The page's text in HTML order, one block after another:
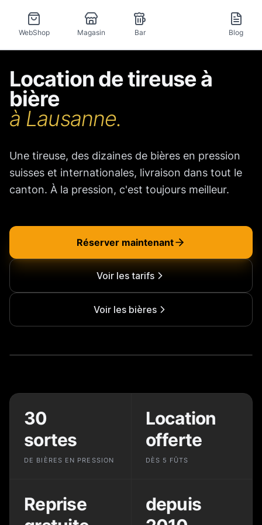
WebShop Magasin Bar Blog
Location de tireuse à
bière
à Lausanne.
Une tireuse, des dizaines de bières en pression
suisses et internationales, livraison dans tout le
canton. À la pression, c'est toujours meilleur.
Réserver maintenant
Voir les tarifs
Voir les bières
30
sortes
DE BIÈRES EN PRESSION
Location
offerte
DÈS 5 FÛTS
Reprise
depuis